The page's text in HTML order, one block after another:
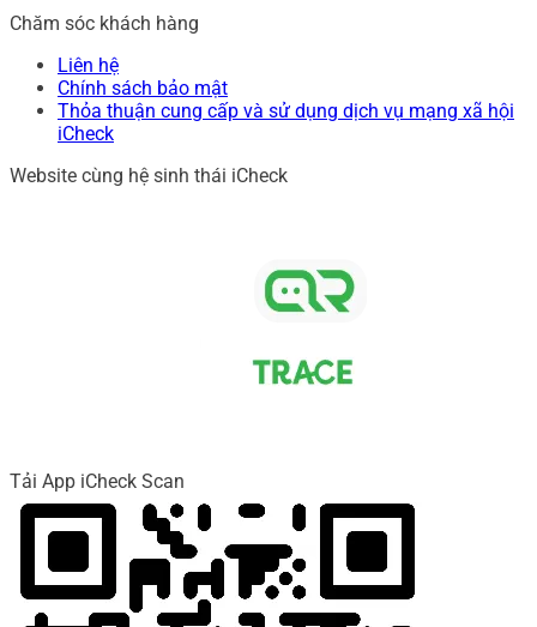
Chăm sóc khách hàng
Liên hệ
Chính sách bảo mật
Thỏa thuận cung cấp và sử dụng dịch vụ mạng xã hội
iCheck
Website cùng hệ sinh thái iCheck
Tải App iCheck Scan